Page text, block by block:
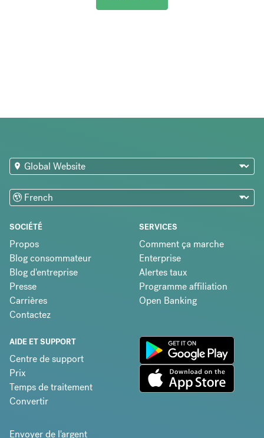
SOCIÉTÉ
Propos
Blog consommateur
Blog d'entreprise
Presse
Carrières
Contactez
SERVICES
Comment ça marche
Enterprise
Alertes taux
Programme affiliation
Open Banking
AIDE ET SUPPORT
Centre de support
Prix
Temps de traitement
Convertir
Envoyer de l'argent